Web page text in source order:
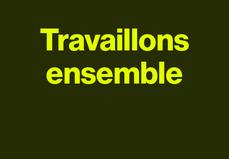
Travaillons
ensemble